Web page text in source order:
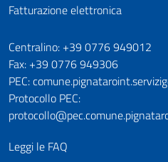
Fatturazione elettronica
Numeri utili
Centralino: +39 0776 949012
Fax: +39 0776 949306
PEC:
Protocollo PEC:
Leggi le FAQ